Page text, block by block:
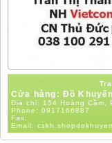
Cửa hàng: Đồ
Địa chỉ: 154 Hoàng Cầm,
Phone: 0917166887
Fax:
Email: